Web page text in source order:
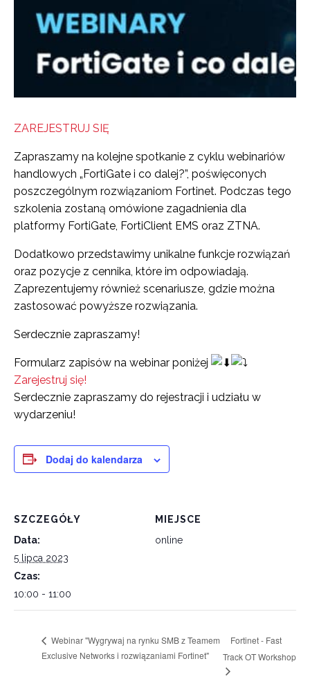
ZAREJESTRUJ SIĘ
Zapraszamy na kolejne spotkanie z cyklu webinariów
handlowych „FortiGate i co dalej?”, poświęconych
poszczególnym rozwiązaniom Fortinet. Podczas tego
szkolenia zostaną omówione zagadnienia dla
platformy FortiGate, FortiClient EMS oraz ZTNA.
Dodatkowo przedstawimy unikalne funkcje rozwiązań
oraz pozycje z cennika, które im odpowiadają.
Zaprezentujemy również scenariusze, gdzie można
zastosować powyższe rozwiązania.
Serdecznie zapraszamy!
Formularz zapisów na webinar poniżej
Zarejestruj się!
Serdecznie zapraszamy do rejestracji i udziału w
wydarzeniu!
Dodaj do kalendarza
SZCZEGÓŁY
Data:
5 lipca 2023
Czas:
10:00 - 11:00
MIEJSCE
online
Webinar "Wygrywaj na rynku SMB z Teamem
Exclusive Networks i rozwiązaniami Fortinet"
Fortinet - Fast
Track OT Workshop